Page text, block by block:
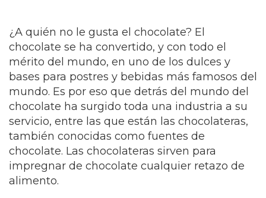
¿A quién no le gusta el chocolate? El
chocolate se ha convertido, y con todo el
mérito del mundo, en uno de los dulces y
bases para postres y bebidas más famosos del
mundo. Es por eso que detrás del mundo del
chocolate ha surgido toda una industria a su
servicio, entre las que están las chocolateras,
también conocidas como fuentes de
chocolate. Las chocolateras sirven para
impregnar de chocolate cualquier retazo de
alimento.